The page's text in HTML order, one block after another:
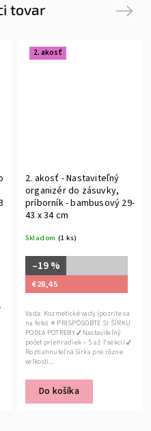
tovar
2. akosť
2. akosť - Nastaviteľný
organizér do zásuvky,
príborník - bambusový 29-
43 x 34 cm
Skladom (1 ks)
–19 %
€28,45
Do košíka
Vada: Kozmetické vady (pozrite sa
na foto) ⭐ PRISPÔSOBTE SI ŠÍRKU
PODĽA POTREBY ✔ Nastaviteľný
počet priehradiek – 5 až 7 sekcií ✔
Roztiahnuteľná šírka pre rôzne
veľkosti...
Next